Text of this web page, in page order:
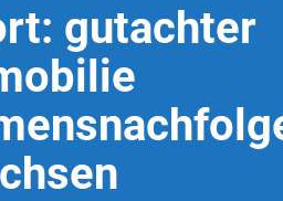
gutachter